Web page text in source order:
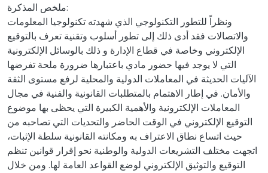
ملخص المذكرة:
ونظراً للتطور التكنولوجي الذي شهدته تكنولوجيا المعلومات
والاتصالات فقد أدى ذلك إلى تطور أسلوب وتقنية تعرف بالتوقيع
الإلكتروني وخاصة في قطاع الإدارة و ذلك بالوسائل الإلكترونية
التي لا يوجد فيها حضور مادي باعتبارها ضرورة ملحة تفرضها
الآليات الحديثة في المعاملات الدولية والمحلية لرفع مستوى الثقة
والأمان. في إطار الاهتمام بالمتطلبات القانونية والفنية في مجال
المعاملات الإلكترونية والأهمية الكبيرة التي يحظى بها موضوع
التوقيع الإلكتروني في الوقت الحاضر والتحديات التي تصاحبه من
حيث اتساع نطاق الاعتراف به ومكانته القانونية سلطة الإثبات،
اتجهت مختلف التشريعات الدولية والوطنية نحو إقرار قوانين تنظم
التوقيع والتوثيق الإلكتروني لوضع القواعد العامة لها. ومن خلال